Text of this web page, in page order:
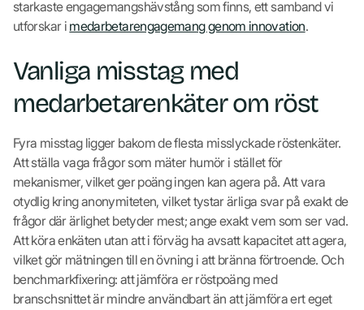
starkaste engagemangshävstång som finns, ett samband vi
utforskar i medarbetarengagemang genom innovation.
Vanliga misstag med
medarbetarenkäter om röst
Fyra misstag ligger bakom de flesta misslyckade röstenkäter.
Att ställa vaga frågor som mäter humör i stället för
mekanismer, vilket ger poäng ingen kan agera på. Att vara
otydlig kring anonymiteten, vilket tystar ärliga svar på exakt de
frågor där ärlighet betyder mest; ange exakt vem som ser vad.
Att köra enkäten utan att i förväg ha avsatt kapacitet att agera,
vilket gör mätningen till en övning i att bränna förtroende. Och
benchmarkfixering: att jämföra er röstpoäng med
branschsnittet är mindre användbart än att jämföra ert eget